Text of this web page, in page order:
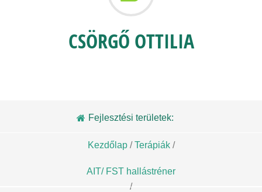
CSÖRGŐ OTTILIA
Fejlesztési területek:
Kezdőlap / Terápiák /
AIT/ FST hallástréner
/